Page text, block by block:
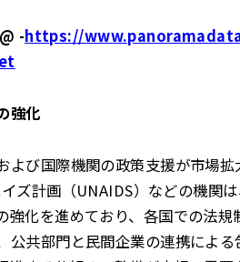
-https://
強化
び国際機関の政策支援が市場拡
ズ計画（UNAIDS）などの機関
化を進めており、各国での法
公共部門と民間企業の連携によ